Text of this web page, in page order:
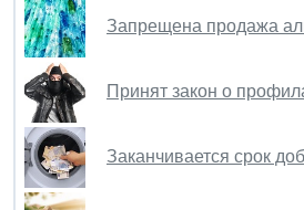
Запрещена продажа
Принят закон о
Заканчивается срок